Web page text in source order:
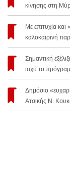
κίνησης στη
Με επιτυχία
καλοκαιρινή
Σημαντική
ισχύ το
Δημόσιο
Ατσικής Ν.